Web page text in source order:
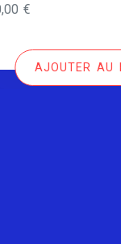
€
AJOUTER AU